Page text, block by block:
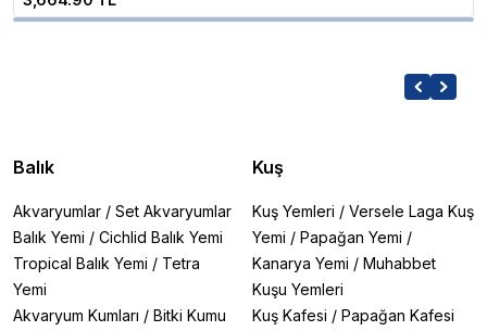
Balık
Akvaryumlar / Set Akvaryumlar
Balık Yemi / Cichlid Balık Yemi
Tropical Balık Yemi / Tetra
Yemi
Akvaryum Kumları / Bitki Kumu
Kuş
Kuş Yemleri / Versele Laga Kuş
Yemi / Papağan Yemi /
Kanarya Yemi / Muhabbet
Kuşu Yemleri
Kuş Kafesi / Papağan Kafesi